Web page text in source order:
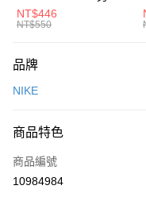
元大商業銀行
台灣樂天信用卡公司
AFTEE先享後付
【關於「AFTEE先享後付」】
便利好安心！
３．安心：先確認商品／服務
【「AFTEE先享後付」結帳流
１．於結帳方式選擇「
運送方式
每筆NT$100，滿
宅配
每筆NT$100，滿
中統襪 FZ3393100
NT$446
NT$550
品牌
NIKE
商品特色
商品編號
10984984